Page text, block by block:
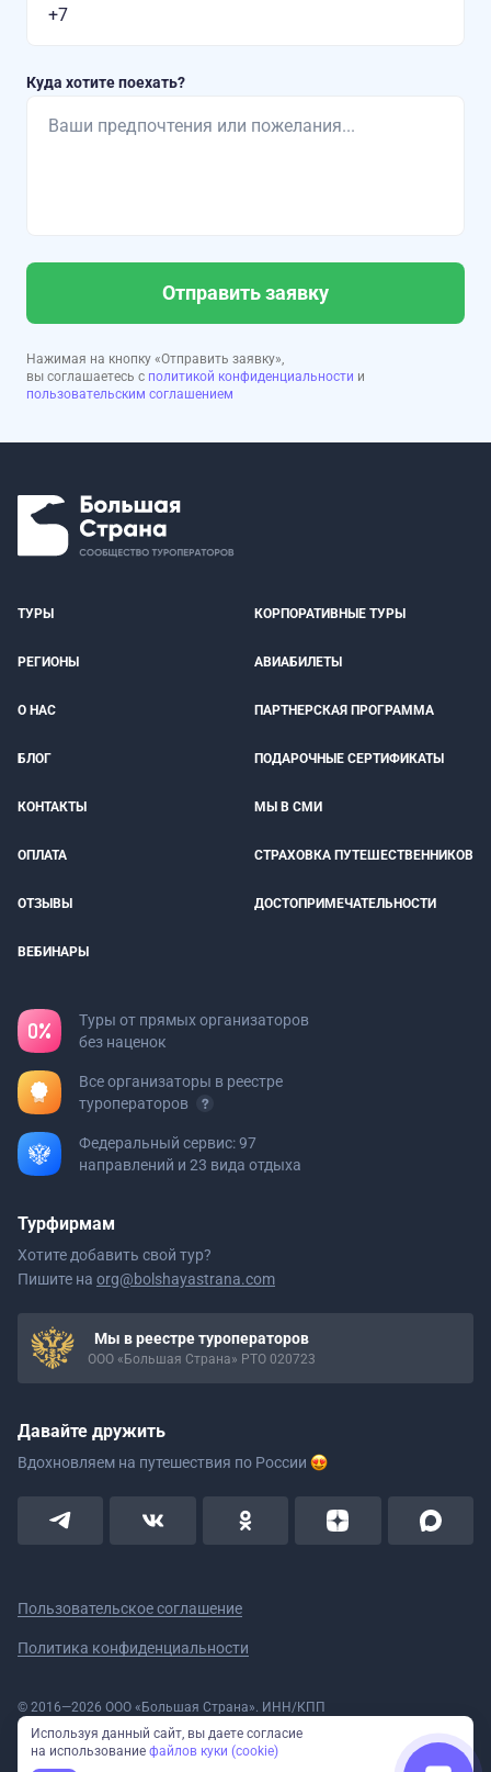
Куда хотите поехать?
Отправить заявку
Нажимая на кнопку «Отправить заявку»,
вы соглашаетесь с политикой конфиденциальности и
пользовательским соглашением
ТУРЫ КОРПОРАТИВНЫЕ ТУРЫ
РЕГИОНЫ АВИАБИЛЕТЫ
О НАС ПАРТНЕРСКАЯ ПРОГРАММА
БЛОГ ПОДАРОЧНЫЕ СЕРТИФИКАТЫ
КОНТАКТЫ МЫ В СМИ
ОПЛАТА СТРАХОВКА ПУТЕШЕСТВЕННИКОВ
ОТЗЫВЫ ДОСТОПРИМЕЧАТЕЛЬНОСТИ
ВЕБИНАРЫ
Туры от прямых организаторов
без наценок
Все организаторы в реестре
туроператоров
Федеральный сервис: 97
направлений и 23 вида отдыха
Турфирмам
Хотите добавить свой тур?
Пишите на org@bolshayastrana.com
Мы в реестре туроператоров
ООО «Большая Страна» РТО 020723
Давайте дружить
Вдохновляем на путешествия по России
Пользовательское соглашение
Политика конфиденциальности
© 2016—2026 ООО «Большая Страна». ИНН/КПП
5908078160/590801001 ОГРН 1185958020533
Номер в реестре Роскомнадзора № 59-18-006319 (Приказ № 321 от
11.10.2018)
Используя данный сайт, вы даете согласие
на использование файлов куки (cookie)